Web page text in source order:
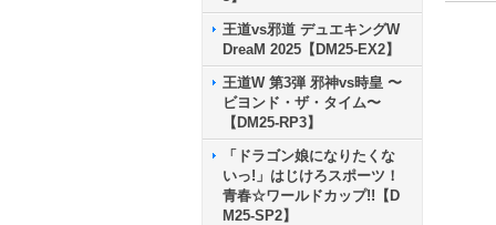
王道vs邪道 デュエキングW
DreaM 2025【DM25-EX2】
王道W 第3弾 邪神vs時皇 〜
ビヨンド・ザ・タイム〜
【DM25-RP3】
「ドラゴン娘になりたくな
いっ!」はじけろスポーツ！
青春☆ワールドカップ!!【D
M25-SP2】